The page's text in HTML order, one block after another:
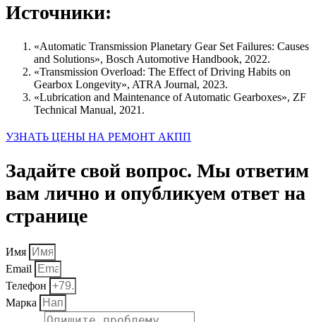
Источники:
«Automatic Transmission Planetary Gear Set Failures: Causes
and Solutions», Bosch Automotive Handbook, 2022.
«Transmission Overload: The Effect of Driving Habits on
Gearbox Longevity», ATRA Journal, 2023.
«Lubrication and Maintenance of Automatic Gearboxes», ZF
Technical Manual, 2021.
УЗНАТЬ ЦЕНЫ НА РЕМОНТ АКПП
Задайте свой вопрос. Мы ответим
вам лично и опубликуем ответ на
странице
Имя
Email
Телефон
Марка